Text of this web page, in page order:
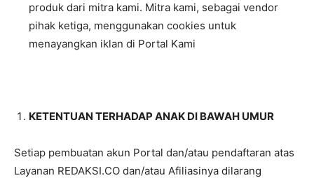
produk dari mitra kami. Mitra kami, sebagai vendor
pihak ketiga, menggunakan cookies untuk
menayangkan iklan di Portal Kami
KETENTUAN TERHADAP ANAK DI BAWAH UMUR
Setiap pembuatan akun Portal dan/atau pendaftaran atas
Layanan REDAKSI.CO dan/atau Afiliasinya dilarang